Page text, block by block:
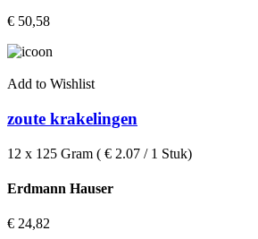
€ 50,58
Add to Wishlist
zoute krakelingen
12 x 125 Gram ( € 2.07 / 1 Stuk)
Erdmann Hauser
€ 24,82